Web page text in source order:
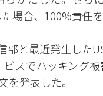
場合、100%責任
部と最近発生した
スでハッキング
発表した。